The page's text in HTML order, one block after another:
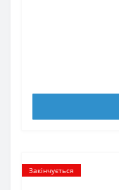
Закінчується